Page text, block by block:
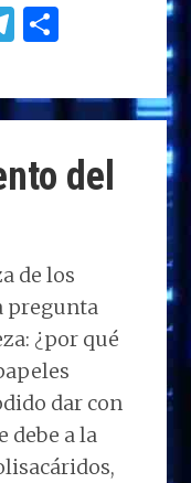
T
e
g
ra
m
m
p
ar
ti
del
de los
pregunta
¿por qué
dar con
debe a la